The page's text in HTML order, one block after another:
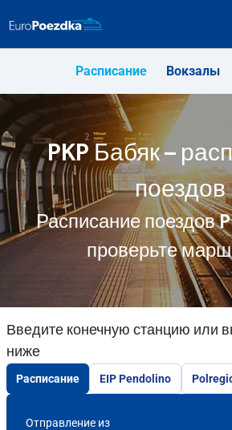
Расписание Вокзалы
PKP Бабяк –
поездов
Расписание поездов
проверьте
Введите конечную станцию или
ниже
Расписание EIP Pendolino
Отправление из